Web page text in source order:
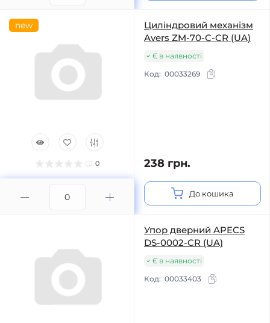
new
0
Циліндровий механізм
Avers ZM-70-C-CR (UA)
Є в наявності
Код: 00033269
238 грн.
До кошика
Упор дверний APECS
DS-0002-CR (UA)
Є в наявності
Код: 00033403